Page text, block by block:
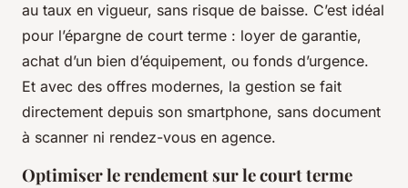
au taux en vigueur, sans risque de baisse. C’est idéal
pour l’épargne de court terme : loyer de garantie,
achat d’un bien d’équipement, ou fonds d’urgence.
Et avec des offres modernes, la gestion se fait
directement depuis son smartphone, sans document
à scanner ni rendez-vous en agence.
Optimiser le rendement sur le court terme